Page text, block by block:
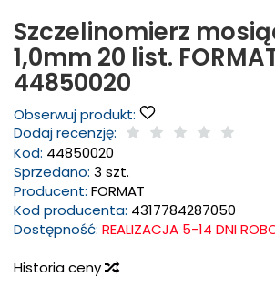
Szczelinomierz
1,0mm 20 list.
44850020
Obserwuj produkt:
Dodaj recenzję:
Kod: 44850020
Sprzedano: 3 szt.
Producent: FORMAT
Kod producenta: 4317784287050
Dostępność: REALIZACJA 5-14 DNI
Historia ceny